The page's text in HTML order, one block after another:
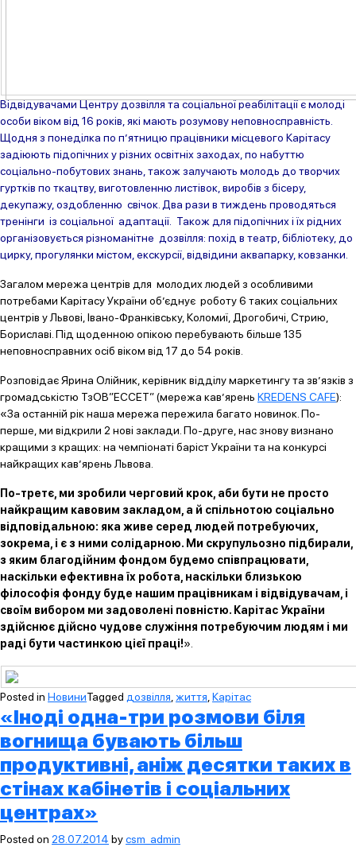
Відвідувачами Центру дозвілля та соціальної реабілітації є молоді
особи віком від 16 років, які мають розумову неповносправність.
Щодня з понеділка по п’ятницю працівники місцевого Карітасу
задіюють підопічних у різних освітніх заходах, по набуттю
соціально-побутових знань, також залучають молодь до творчих
гуртків по ткацтву, виготовленню листівок, виробів з бісеру,
декупажу, оздобленню свічок. Два рази в тиждень проводяться
тренінги із соціальної адаптації. Також для підопічних і їх рідних
організовується різноманітне дозвілля: похід в театр, бібліотеку, до
цирку, прогулянки містом, екскурсії, відвідини аквапарку, ковзанки.
Загалом мережа центрів для молодих людей з особливими
потребами Карітасу України об’єднує роботу 6 таких соціальних
центрів у Львові, Івано-Франківську, Коломиї, Дрогобичі, Стрию,
Бориславі. Під щоденною опікою перебувають більше 135
неповносправних осіб віком від 17 до 54 років.
Розповідає Ярина Олійник, керівник відділу маркетингу та зв’язків з
громадськістю ТзОВ”ЕССЕТ” (мережа кав’ярень KREDENS CAFE):
«За останній рік наша мережа пережила багато новинок. По-
перше, ми відкрили 2 нові заклади. По-друге, нас знову визнано
кращими з кращих: на чемпіонаті баріст України та на конкурсі
найкращих кав’ярень Львова.
По-третє, ми зробили черговий крок, аби бути не просто
найкращим кавовим закладом, а й спільнотою соціально
відповідальною: яка живе серед людей потребуючих,
зокрема, і є з ними солідарною. Ми скрупульозно підбирали,
з яким благодійним фондом будемо співпрацювати,
наскільки ефективна їх робота, наскільки близькою
філософія фонду буде нашим працівникам і відвідувачам, і
своїм вибором ми задоволені повністю. Карітас України
здійснює дійсно чудове служіння потребуючим людям і ми
раді бути частинкою цієї праці!».
Posted in НовиниTagged дозвілля життя Карітас
«Іноді одна-три розмови біля
вогнища бувають більш
продуктивні, аніж десятки таких в
стінах кабінетів і соціальних
центрах»
Posted on 28.07.2014 bycsm_admin